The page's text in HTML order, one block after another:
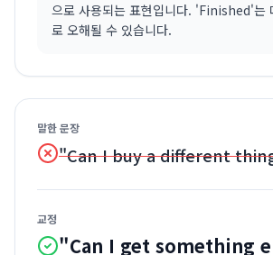
으로 사용되는 표현입니다. 'Finished'는
로 오해될 수 있습니다.
말한 문장
"Can I buy a different
교정
"Can I get something